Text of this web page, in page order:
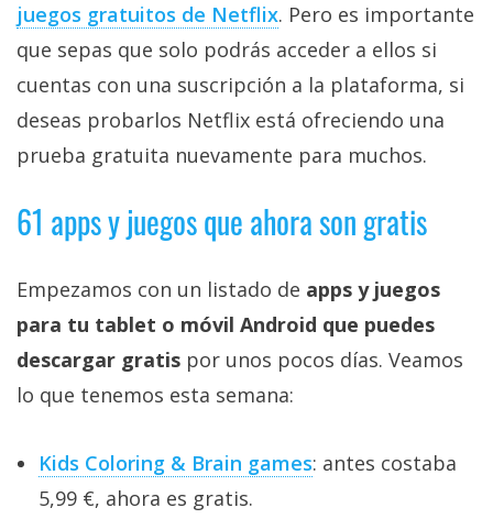
juegos gratuitos de Netflix‎. Pero es importante
que sepas que solo podrás acceder a ellos si
cuentas con una suscripción a la plataforma, si
deseas probarlos Netflix está ofreciendo una
prueba gratuita nuevamente para muchos.
61 apps y juegos que ahora son gratis
Empezamos con un listado de apps y juegos
para tu tablet o móvil Android que puedes
descargar gratis por unos pocos días. Veamos
lo que tenemos esta semana:
Kids Coloring & Brain games: antes costaba
5,99 €, ahora es gratis.